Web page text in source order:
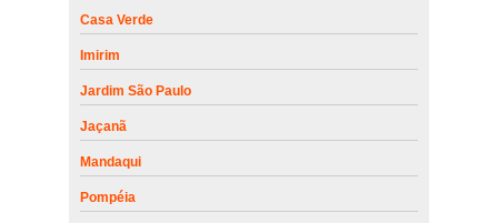
Casa Verde
Imirim
Jardim São Paulo
Jaçanã
Mandaqui
Pompéia